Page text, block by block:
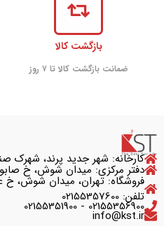
بازگشت کالا
ضمانت بازگشت کالا تا ۷ روز
کارخانه: شهر جدید پرند، شهرک
دفتر مرکزی: میدان شوش، خ صابونیان،
تلفن: 02155357600
02155356900 - 02155351900
info@kst.ir